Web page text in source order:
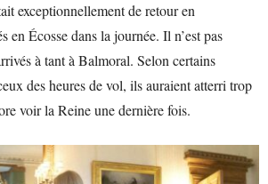
exceptionnellement de retour en
en Écosse dans la journée. Il n’est pas
à tant à Balmoral. Selon certains
des heures de vol, ils auraient atterri trop
voir la Reine une dernière fois.